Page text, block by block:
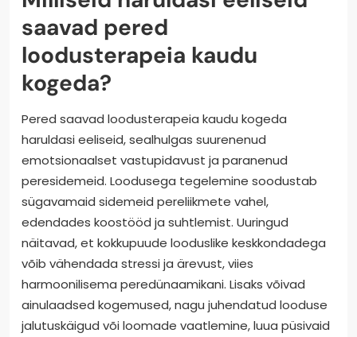
saavad pered
loodusterapeia kaudu
kogeda?
Pered saavad loodusterapeia kaudu kogeda
haruldasi eeliseid, sealhulgas suurenenud
emotsionaalset vastupidavust ja paranenud
peresidemeid. Loodusega tegelemine soodustab
sügavamaid sidemeid pereliikmete vahel,
edendades koostööd ja suhtlemist. Uuringud
näitavad, et kokkupuude looduslike keskkondadega
võib vähendada stressi ja ärevust, viies
harmoonilisema peredünaamikani. Lisaks võivad
ainulaadsed kogemused, nagu juhendatud looduse
jalutuskäigud või loomade vaatlemine, luua püsivaid